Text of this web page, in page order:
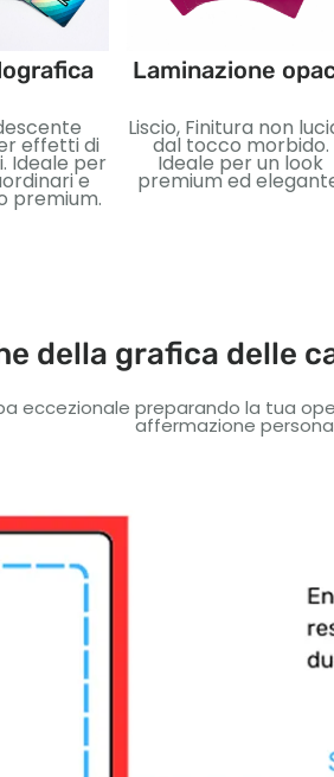
effetti di
Ideale per
e
premium.
Laminazione
Liscio, Finitura non
dal tocco morbido.
Ideale per un look
premium ed
della grafica delle
eccezionale preparando la tua
affermazione